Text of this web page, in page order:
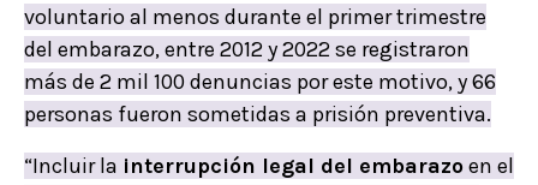
voluntario al menos durante el primer trimestre
del embarazo, entre 2012 y 2022 se registraron
más de 2 mil 100 denuncias por este motivo, y 66
personas fueron sometidas a prisión preventiva.
“Incluir la interrupción legal del embarazoen el